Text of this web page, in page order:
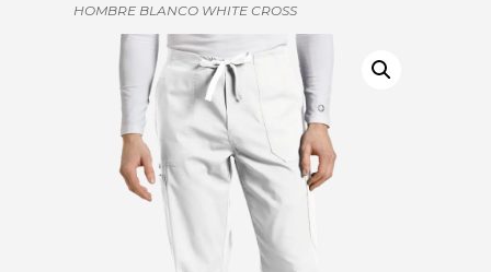
HOMBRE BLANCO WHITE CROSS